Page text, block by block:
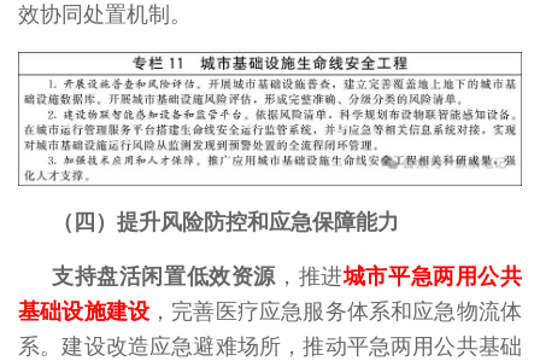
效协同处置机制。
（四）提升风险防控和应急保障能力
支持盘活闲置低效资源 ，推进城市平急两用公共
基础设施建设 ，完善医疗应急服务体系和应急物流体
系。建设改造应急避难场所，推动平急两用公共基础